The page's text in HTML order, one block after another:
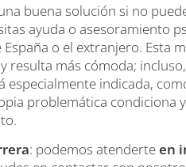
buena solución si no
ayuda o asesoramiento
o el extranjero. Esta
resulta más cómoda;
especialmente indicada,
problemática condiciona
: podemos atenderteen